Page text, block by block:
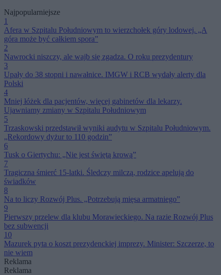
Najpopularniejsze
1
Afera w Szpitalu Południowym to wierzchołek góry lodowej. „A
góra może być całkiem spora”
2
Nawrocki niszczy, ale wajb się zgadza. O roku prezydentury
3
Upały do 38 stopni i nawałnice. IMGW i RCB wydały alerty dla
Polski
4
Mniej łóżek dla pacjentów, więcej gabinetów dla lekarzy.
Ujawniamy zmiany w Szpitalu Południowym
5
Trzaskowski przedstawił wyniki audytu w Szpitalu Południowym.
„Rekordowy dyżur to 110 godzin”
6
Tusk o Giertychu: „Nie jest świętą krową”
7
Tragiczna śmierć 15-latki. Śledczy milczą, rodzice apelują do
świadków
8
Na to liczy Rozwój Plus. „Potrzebują mięsa armatniego”
9
Pierwszy przelew dla klubu Morawieckiego. Na razie Rozwój Plus
bez subwencji
10
Mazurek pyta o koszt prezydenckiej imprezy. Minister: Szczerze, to
nie wiem
Reklama
Reklama